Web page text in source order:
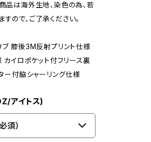
は海外生地、染色の為、若
ので、ご了承ください。
膝後3M反射プリント仕様
カイロポケット付フリース裏
ー付脇シャーリング仕様
アイトス)
須）